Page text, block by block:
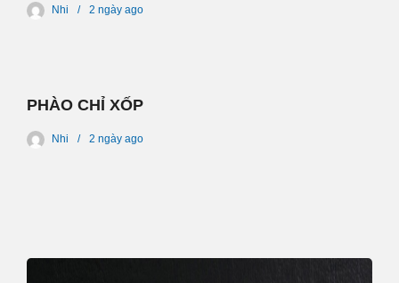
Nhi 2 ngày ago
PHÀO CHỈ XỐP
Nhi 2 ngày ago